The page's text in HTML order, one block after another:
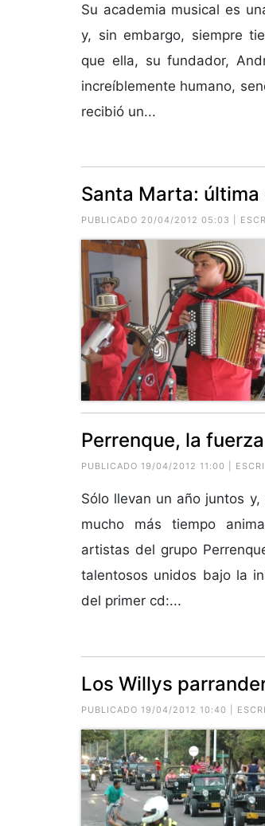
Su academia musical es
y, sin embargo, siempre
que ella, su fundador,
increíblemente humano,
recibió un...
Santa Marta:
PUBLICADO 20/04/2012 05:03 |
Perrenque, la
PUBLICADO 19/04/2012 11:00 |
Sólo llevan un año juntos
mucho más tiempo
artistas del grupo
talentosos unidos bajo la
del primer cd:...
Los Willys
PUBLICADO 19/04/2012 10:40 |